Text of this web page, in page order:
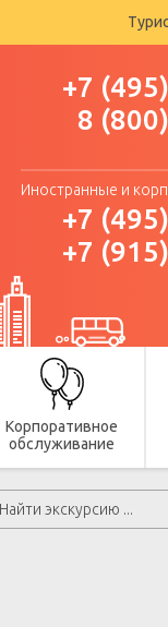
+7
8
Иностранные и
+7
+7
Корпоративное
обслуживание